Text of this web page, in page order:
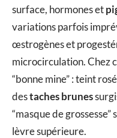
surface, hormones et
variations parfois
œstrogènes et
microcirculation. Chez
“bonne mine” : teint
destaches brunes
“masque de
lèvre supérieure.